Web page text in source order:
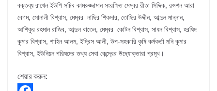
বক্তব্য রাখেন ইউপি সচিব কামরুজ্জামান সংরক্ষিত মেম্বর রীতা সিদ্দিক, রওশন আরা
বেগম, সোনালী বিশ্বাস, মেম্বর নাছির শিকদার, তোছির উদ্দীন, আব্দুল মান্নান,
আশিকুর রহমান রাজিব, আব্দুল বাতেন, মেম্বর কোটন বিশ্বাস, সাধন বিশ্বাস, হরষিদ
কুমার বিশ্বাস, শাহিন আলম, ইদ্রিস আলী, উপ-সহকারি কৃষি কর্মকর্তা মনি কুমার
বিশ্বাস, ইউনিয়ন পরিষদের তথ্য সেবা কেন্দ্রের উদ্যোক্তারা প্রমূখ।
শেয়ার করুন: